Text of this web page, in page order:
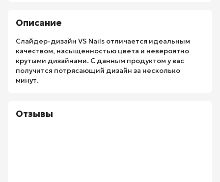
Описание
Слайдер-дизайн VS Nails отличается идеальным
качеством, насыщенностью цвета и невероятно
крутыми дизайнами. С данным продуктом у вас
получится потрясающий дизайн за несколько
минут.
Отзывы